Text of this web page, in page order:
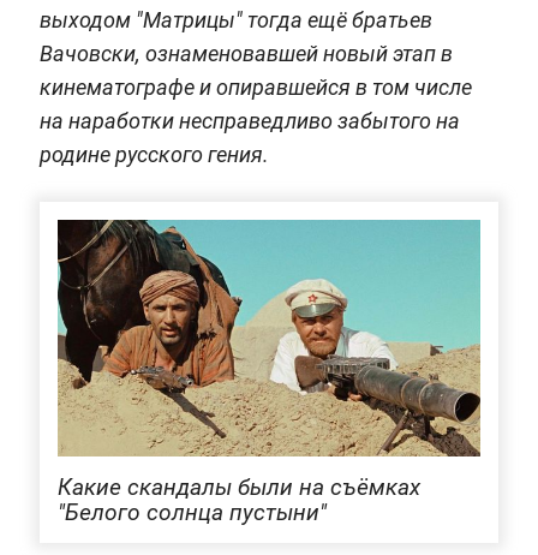
выходом "Матрицы" тогда ещё братьев
Вачовски, ознаменовавшей новый этап в
кинематографе и опиравшейся в том числе
на наработки несправедливо забытого на
родине русского гения.
Какие скандалы были на съёмках
"Белого солнца пустыни"